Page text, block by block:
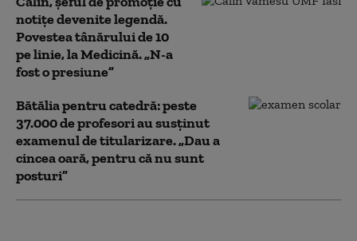
notițe devenite legendă.
Povestea tânărului de 10
pe linie, la Medicină. „N-a
fost o presiune”
Bătălia pentru catedră: peste
37.000 de profesori au susținut
examenul de titularizare. „Dau a
cincea oară, pentru că nu sunt
posturi”